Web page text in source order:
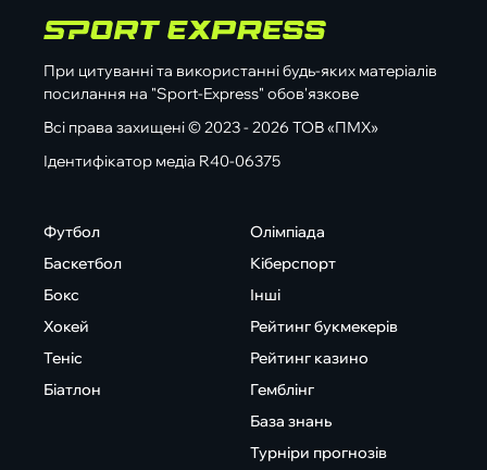
При цитуванні та використанні будь-яких матеріалів
посилання на "Sport-Express" обов'язкове
Всі права захищені © 2023 - 2026 ТОВ «ПМХ»
Ідентифікатор медіа R40-06375
Футбол
Баскетбол
Бокс
Хокей
Теніс
Біатлон
Олімпіада
Кіберспорт
Інші
Рейтинг букмекерів
Рейтинг казино
Гемблінг
База знань
Турніри прогнозів